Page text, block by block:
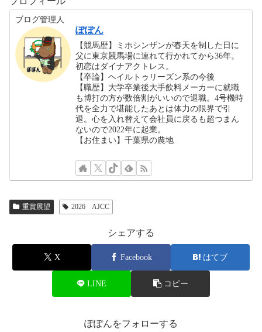
ブログ管理人
ぽぽん
【競馬歴】ミホシンザンが春天を制した日に
父に東京競馬場に連れて行かれてから36年。
初恋はダイナアクトレス。
【卒論】ヘイルトゥリーズン系の今後
【職歴】大学卒業後大手飲料メーカーに就職
も博打の方が数倍割がいいので退職。4号機時
代を全力で堪能したあとは体力の限界で引
退。心を入れ替えて会社員に戻るも超つまん
ないので2022年に起業。
【お住まい】千葉県の農地
重賞展望 2026 AJCC
シェアする
X Facebook はてブ
LINE コピー
ぽぽんをフォローする